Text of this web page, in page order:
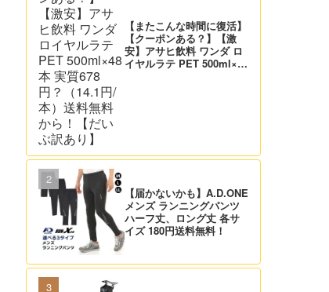
【またこんな時間に復活】
【クーポンある？】【激
安】アサヒ飲料 ワンダ ロ
イヤルラテ PET 500ml×48
【届かないかも】A.D.ONE
メンズ ランニングパンツ
ハーフ丈、ロング丈 各サ
イズ 180円送料無料！